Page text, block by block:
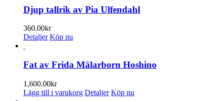
väljas
på
Djup tallrik av Pia Ulfendahl
360.00kr
Detaljer Köp nu
Fat av Frida Mälarborn Hoshino
1,600.00kr
Lägg till i varukorg Detaljer Köp nu